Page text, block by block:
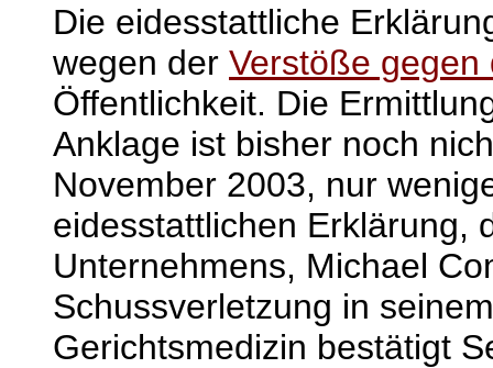
Die eidesstattliche
wegen der Verstöße gegen
Öffentlichkeit. Die
Anklage ist bisher noch
November 2003, nur
eidesstattlichen Erklärung,
Unternehmens, Michael
Schussverletzung in
Gerichtsmedizin bestätigt